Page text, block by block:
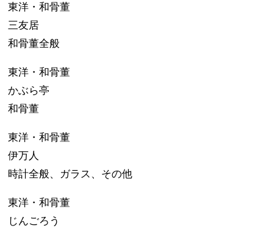
東洋・和骨董
三友居
和骨董全般
東洋・和骨董
かぶら亭
和骨董
東洋・和骨董
伊万人
時計全般、ガラス、その他
東洋・和骨董
じんごろう